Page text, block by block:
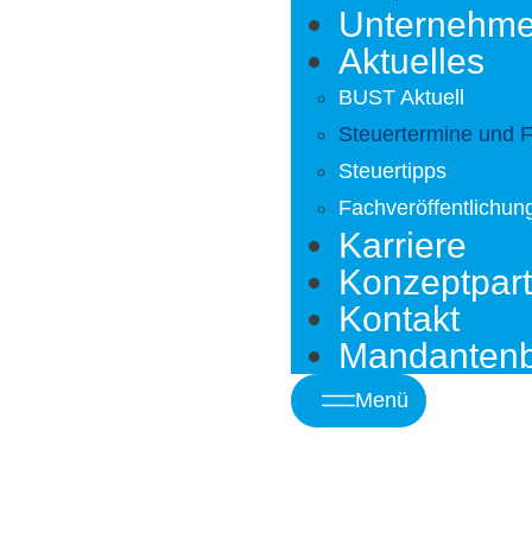
Aktuelles
BUST Aktuell
Steuertermine und
Steuertipps
Karriere
Kontakt
Menü